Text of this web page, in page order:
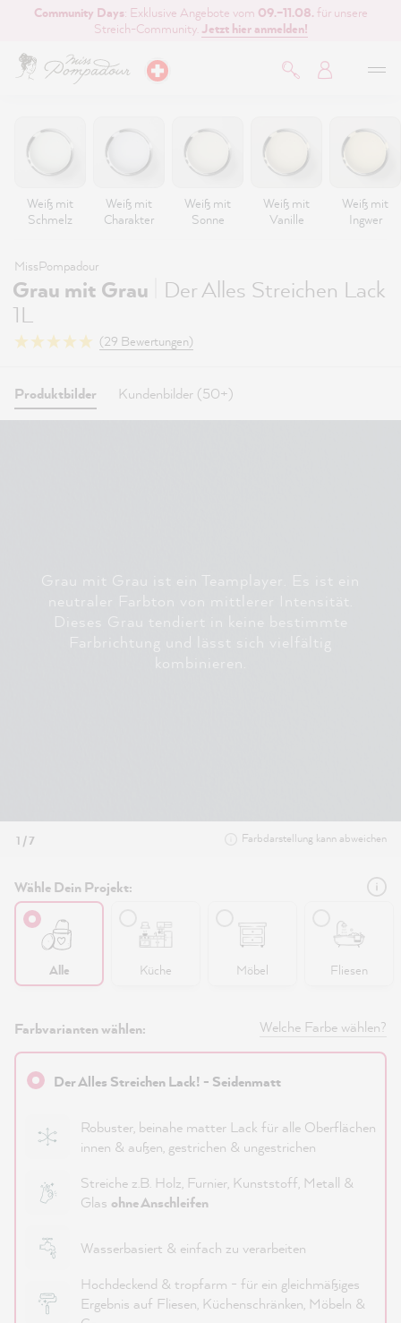
springen
Community Days: Exklusive Angebote vom 09.–11.08. für unsere
Streich-Community. Jetzt hier anmelden!
Weiß mit
Schmelz
Weiß mit
Charakter
Weiß mit
Sonne
Weiß mit
Vanille
Weiß mit
Ingwer
MissPompadour
Grau mit Grau
Der Alles Streichen Lack
1L
(29 Bewertungen)
Produktbilder Kundenbilder (50+)
Grau mit Grau ist ein Teamplayer. Es ist ein
neutraler Farbton von mittlerer Intensität.
Dieses Grau tendiert in keine bestimmte
Farbrichtung und lässt sich vielfältig
kombinieren.
1 / 7 Farbdarstellung kann abweichen
Wähle Dein Projekt:
Alle Küche Möbel Fliesen
Farbvarianten wählen: Welche Farbe wählen?
Der Alles Streichen Lack! - Seidenmatt
Robuster, beinahe matter Lack für alle Oberflächen
innen & außen, gestrichen & ungestrichen
Streiche z.B. Holz, Furnier, Kunststoff, Metall &
Glas ohne Anschleifen
Wasserbasiert & einfach zu verarbeiten
Hochdeckend & tropfarm - für ein gleichmäßiges
Ergebnis auf Fliesen, Küchenschränken, Möbeln &